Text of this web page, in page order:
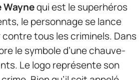
Waynequi est le superhéros
le personnage se lance
tous les criminels. Dans
le symbole d’une chauve-
Le logo représente son